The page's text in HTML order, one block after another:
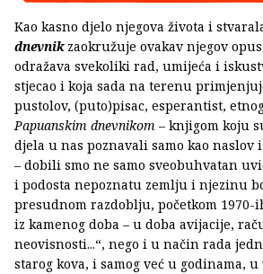
Kao kasno djelo njegova života i
dnevnikzaokružuje ovakav njegov
odražava svekoliki rad, umijeća i
stjecao i koja sada na terenu
pustolov, (puto)pisac, esperantist,
Papuanskim dnevnikom – knjigom koju
djela u nas poznavali samo kao naslov
– dobili smo ne samo sveobuhvatan
i podosta nepoznatu zemlju i njezinu
presudnom razdoblju, početkom 1970-
iz kamenog doba – u doba avijacije,
neovisnosti...“, nego i u način rada
starog kova, i samog već u godinama,